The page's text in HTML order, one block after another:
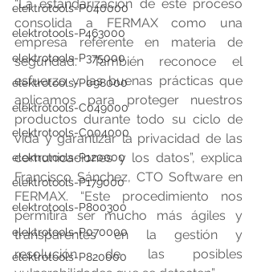
elektrotools-P040000
elektrotools-P463000
elektrotools-P375000
elektrotools-P098000
elektrotools-C049000
elektrotools-C004000
elektrotools-P120000
elektrotools-P179000
elektrotools-P800300
elektrotools-P070000
elektrotools-P820000
“La estandarización de este proceso
consolida a FERMAX como una
empresa referente en materia de
seguridad. También reconoce el
esfuerzo y las buenas prácticas que
aplicamos para proteger nuestros
productos durante todo su ciclo de
vida y garantizar la privacidad de las
comunicaciones y los datos”, explica
Francisco Sánchez, CTO Software en
FERMAX. “Este procedimiento nos
permitirá ser mucho más ágiles y
transparentes en la gestión y
resolución de las posibles